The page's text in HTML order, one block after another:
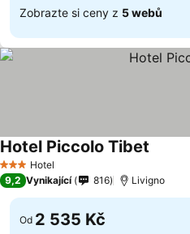
Zobrazte si ceny z 5 webů
3 Počet hvězdiček
Hotel
Hotel Piccolo Tibet
9,2 Vynikající 816 Livigno
Od 2 535 Kč